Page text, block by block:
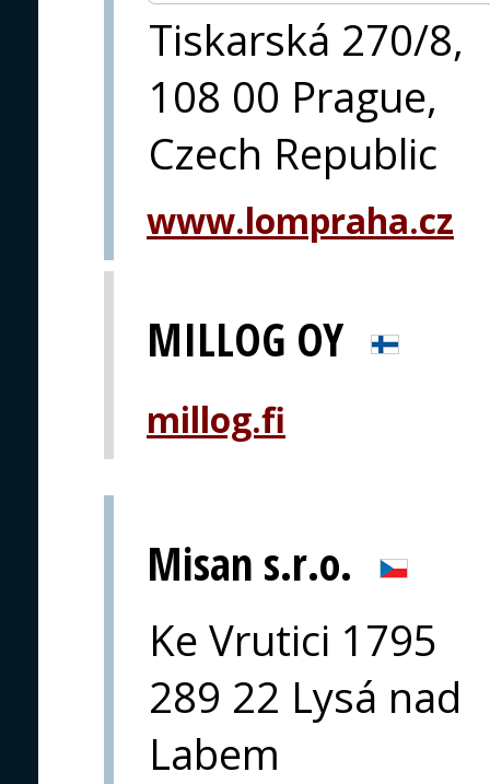
Tiskarská 270/8,
108 00 Prague,
Czech Republic
www.lompraha.cz
MILLOG OY
millog.fi
Misan s.r.o.
Ke Vrutici 1795
289 22 Lysá nad
Labem